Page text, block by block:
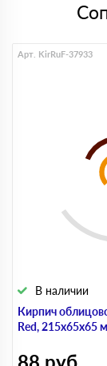
Кирпич
Red, 215х65х65
В наличии
Арт. KirRuF-37933